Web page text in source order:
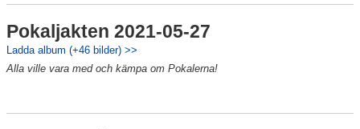
Pokaljakten 2021-05-27
Ladda album (+46 bilder) >>
Alla ville vara med och kämpa om Pokalerna!